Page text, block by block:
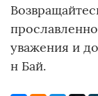
уважения и
н Бай.